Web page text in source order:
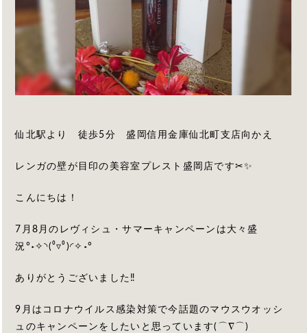
仙北駅より 徒歩5分 盛岡信用金庫仙北町支店向かえ
レンガの壁が目印の美容室プレスト盛岡店です✂✨
こんにちは！
7月8月のレヴィシュ・サマーキャンペーンは大々盛
況°˖✧◝(⁰▿⁰)◜✧˖°
ありがとうございました‼
9月はコロナウイルス感染対策で今話題のマウスウオッシ
ュのキャンペーンをしたいと思っています(⌒∇⌒)